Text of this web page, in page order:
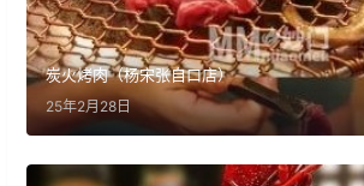
炭火烤肉（杨宋张自口店）
25年2月28日